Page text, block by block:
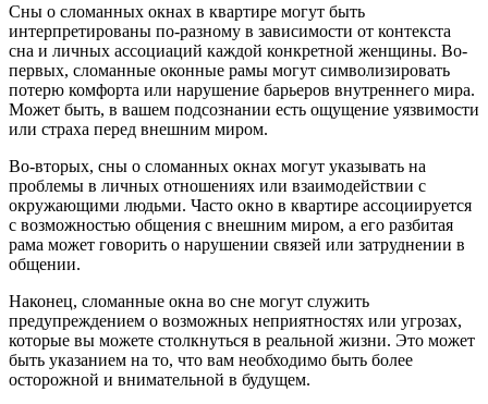
Сны о сломанных окнах в квартире могут быть
интерпретированы по-разному в зависимости от контекста
сна и личных ассоциаций каждой конкретной женщины. Во-
первых, сломанные оконные рамы могут символизировать
потерю комфорта или нарушение барьеров внутреннего мира.
Может быть, в вашем подсознании есть ощущение уязвимости
или страха перед внешним миром.
Во-вторых, сны о сломанных окнах могут указывать на
проблемы в личных отношениях или взаимодействии с
окружающими людьми. Часто окно в квартире ассоциируется
с возможностью общения с внешним миром, а его разбитая
рама может говорить о нарушении связей или затруднении в
общении.
Наконец, сломанные окна во сне могут служить
предупреждением о возможных неприятностях или угрозах,
которые вы можете столкнуться в реальной жизни. Это может
быть указанием на то, что вам необходимо быть более
осторожной и внимательной в будущем.